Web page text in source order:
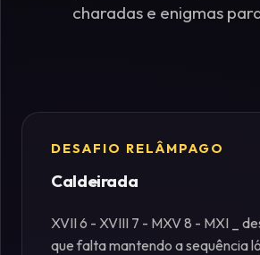
Charadas
Lógica
charadas e enigmas
DESAFIO RELÂMPAGO
Caldeirada
XVII 6 - XVIII 7 - MXV 8 - MXI _
que falta mantendo a sequência